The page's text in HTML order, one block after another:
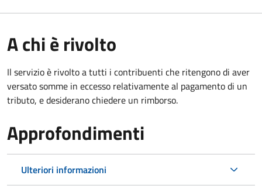
A chi è rivolto
Il servizio è rivolto a tutti i contribuenti che ritengono di aver
versato somme in eccesso relativamente al pagamento di un
tributo, e desiderano chiedere un rimborso.
Approfondimenti
Ulteriori informazioni